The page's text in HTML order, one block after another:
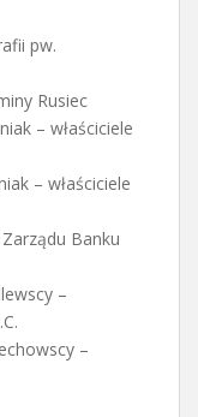
pw.
Rusiec
– właściciele
– właściciele
Banku
–
–